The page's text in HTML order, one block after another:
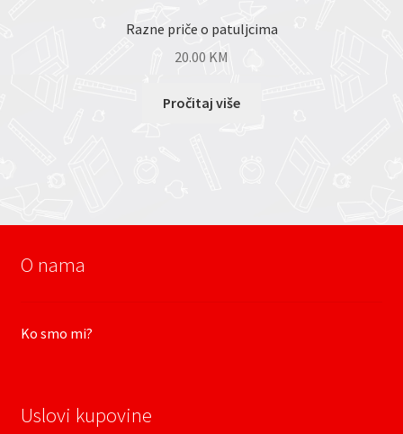
Razne priče o patuljcima
20.00 KM
Pročitaj više
O nama
Ko smo mi?
Uslovi kupovine